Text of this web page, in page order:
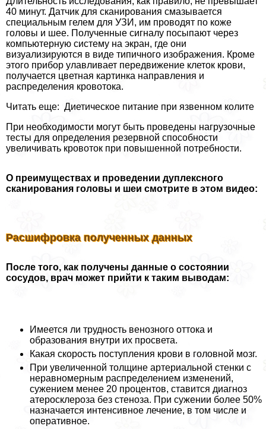
40 минут. Датчик для сканирования смазывается
специальным гелем для УЗИ, им проводят по коже
головы и шее. Полученные сигналу посыпают через
компьютерную систему на экран, где они
визуализируются в виде типичного изображения. Кроме
этого прибор улавливает передвижение клеток крови,
получается цветная картинка направления и
распределения кровотока.
Читать еще: Диетическое питание при язвенном колите
При необходимости могут быть проведены нагрузочные
тесты для определения резервной способности
увеличивать кровоток при повышенной потребности.
О преимуществах и проведении дуплексного
сканирования головы и шеи смотрите в этом видео:
Расшифровка полученных данных
После того, как получены данные о состоянии
сосудов, врач может прийти к таким выводам:
Имеется ли трудность венозного оттока и
образования внутри их просвета.
Какая скорость поступления крови в головной мозг.
При увеличенной толщине артериальной стенки с
неравномерным распределением изменений,
сужением менее 20 процентов, ставится диагноз
атеросклероза без стеноза. При сужении более 50%
назначается интенсивное лечение, в том числе и
оперативное.